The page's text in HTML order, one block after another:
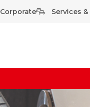
Corporate Services